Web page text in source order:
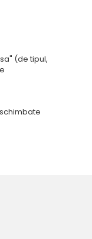
(de tipul,